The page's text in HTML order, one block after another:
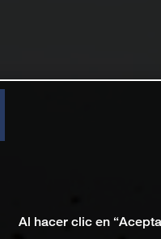
Al hacer clic en